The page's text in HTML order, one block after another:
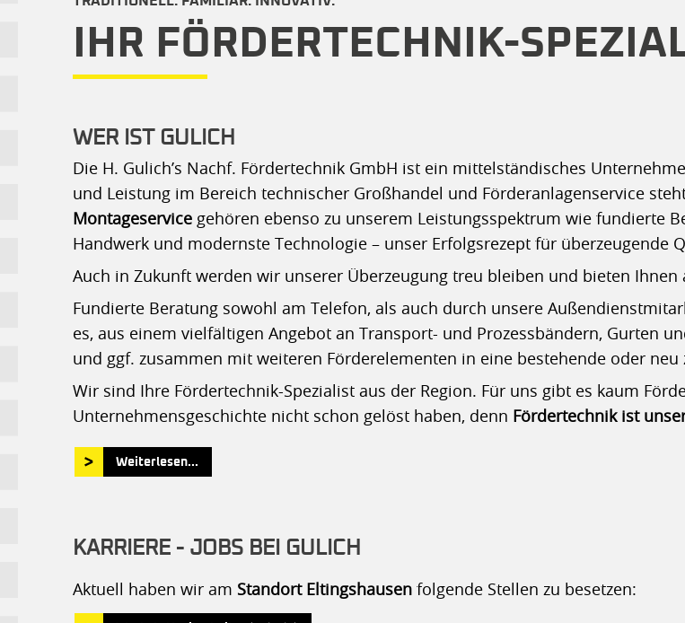
IHR FÖRDERTECHNIK-
WER IST GULICH
Die H. Gulich’s Nachf. Fördertechnik GmbH ist ein mittelständisches
und Leistung im Bereich technischer Großhandel und Förderanlagenservice
Montageservicegehören ebenso zu unserem Leistungsspektrum wie fundierte
Handwerk und modernste Technologie – unser Erfolgsrezept für überzeugende
Auch in Zukunft werden wir unserer Überzeugung treu bleiben und bieten
Fundierte Beratung sowohl am Telefon, als auch durch unsere
es, aus einem vielfältigen Angebot an Transport- und Prozessbändern, Gurten
und ggf. zusammen mit weiteren Förderelementen in eine bestehende oder
Wir sind Ihre Fördertechnik-Spezialist aus der Region. Für uns gibt es kaum
Unternehmensgeschichte nicht schon gelöst haben, denn Fördertechnik ist
Weiterlesen...
KARRIERE - JOBS BEI GULICH
Aktuell haben wir am Standort Eltingshausenfolgende Stellen zu besetzen: